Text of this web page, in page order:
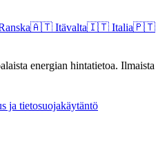
🇦🇹 Itävalta🇮🇹 Italia🇵🇹
energian hintatietoa. Ilmaista
ja tietosuojakäytäntö